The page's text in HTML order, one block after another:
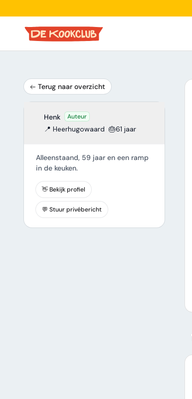
Terug naar overzicht
Henk Auteur
📍 Heerhugowaard 🎂61 jaar
Alleenstaand, 59 jaar en een ramp
in de keuken.
👋 Bekijk profiel
💬 Stuur privébericht